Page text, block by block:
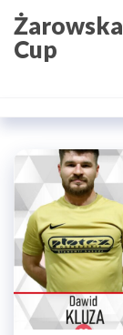
Przejdź
do
treści
Cup